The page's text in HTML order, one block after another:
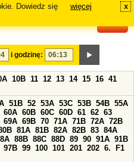
Dowiedz się
więcej x
i godzinę:
10B 11 12 13 14 15 16 41
51B 52 53A 53C 53B 54B 55A
60A 60B 60C 60D 61 62 63
69A 69B 70 71A 71B 72A 72B
81A 81B 82A 82B 83 84A
88B 88C 88D 89 90 91A 91B
97B 99 100 101 201 202 6.
F1